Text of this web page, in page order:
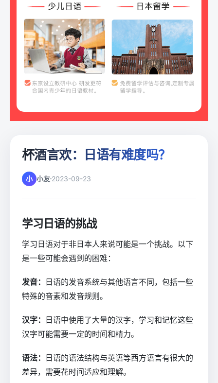
杯酒言欢：日语有难度吗？
小 小友 2023-09-23
学习日语的挑战
学习日语对于非日本人来说可能是一个挑战。以下
是一些可能会遇到的困难：
发音：
日语的发音系统与其他语言不同，包括一些
特殊的音素和发音规则。
汉字：
日语中使用了大量的汉字，学习和记忆这些
汉字可能需要一定的时间和精力。
语法：
日语的语法结构与英语等西方语言有很大的
差异，需要花时间适应和理解。